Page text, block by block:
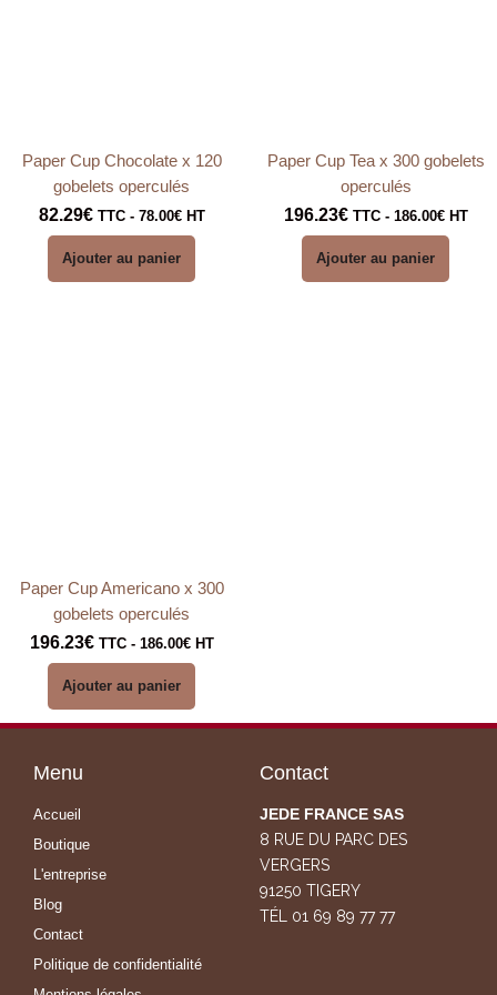
Paper Cup Chocolate x 120
gobelets operculés
82.29€ TTC - 78.00€HT
Ajouter au panier
Paper Cup Tea x 300 gobelets
operculés
196.23€ TTC - 186.00€HT
Ajouter au panier
Paper Cup Americano x 300
gobelets operculés
196.23€ TTC - 186.00€HT
Ajouter au panier
Menu
Accueil
Boutique
L'entreprise
Blog
Contact
Politique de confidentialité
Contact
JEDE FRANCE SAS
8 RUE DU PARC DES
VERGERS
91250 TIGERY
TÉL 01 69 89 77 77